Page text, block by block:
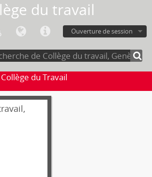
du travail
Ouverture de session
du Travail